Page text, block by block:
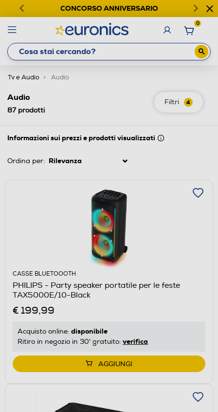
CONCORSO ANNIVERSARIO
0
Tv e Audio Audio
Filtri 4
Audio
87prodotti
Informazioni sui prezzi e prodotti visualizzati
Ordina per:
CASSE BLUETOOOTH
PHILIPS - Party speaker portatile per le feste
TAX5000E/10-Black
€ 199,99
Acquisto online: disponibile
Ritiro in negozio in 30' gratuito: verifica
AGGIUNGI